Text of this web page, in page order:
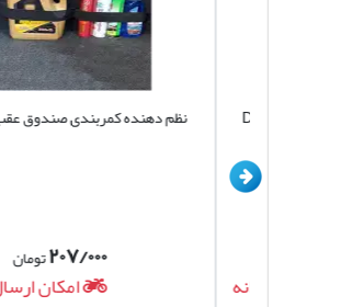
نظم دهنده کمربندی صندوق عقب
۲۰۷/۰۰۰تومان
امکان ارسال